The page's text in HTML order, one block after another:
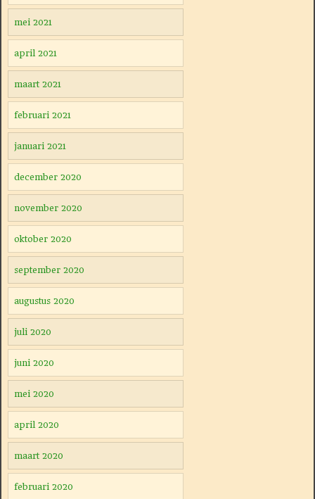
mei 2021
april 2021
maart 2021
februari 2021
januari 2021
december 2020
november 2020
oktober 2020
september 2020
augustus 2020
juli 2020
juni 2020
mei 2020
april 2020
maart 2020
februari 2020